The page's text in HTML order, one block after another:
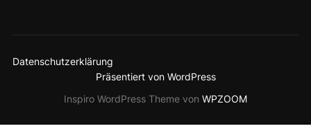
Datenschutzerklärung
Präsentiert von WordPress
Inspiro WordPress Theme von WPZOOM